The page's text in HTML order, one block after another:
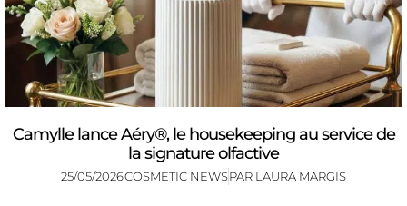
Camylle lance Aéry®, le housekeeping au service de
la signature olfactive
25/05/2026COSMETIC NEWSPAR LAURA MARGIS